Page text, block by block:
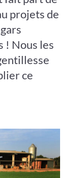
projets de
! Nous les
ce